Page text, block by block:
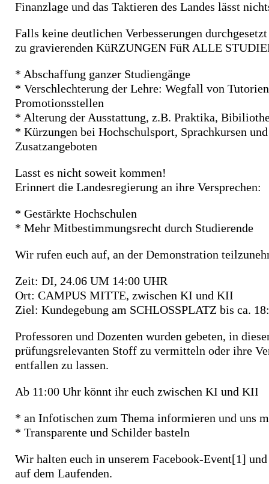
Finanzlage und das Taktieren des Landes lässt
Falls keine deutlichen Verbesserungen
zu gravierenden KüRZUNGEN FüR ALLE
* Abschaffung ganzer Studiengänge
* Verschlechterung der Lehre: Wegfall von
Promotionsstellen
* Alterung der Ausstattung, z.B. Praktika,
* Kürzungen bei Hochschulsport, Sprachkursen
Zusatzangeboten
Lasst es nicht soweit kommen!
Erinnert die Landesregierung an ihre Versprechen:
* Gestärkte Hochschulen
* Mehr Mitbestimmungsrecht durch Studierende
Wir rufen euch auf, an der Demonstration
Zeit: DI, 24.06 UM 14:00 UHR
Ort: CAMPUS MITTE, zwischen KI und KII
Ziel: Kundegebung am SCHLOSSPLATZ bis ca.
Professoren und Dozenten wurden gebeten, in
prüfungsrelevanten Stoff zu vermitteln oder ihre
entfallen zu lassen.
Ab 11:00 Uhr könnt ihr euch zwischen KI und KII
* an Infotischen zum Thema informieren und uns
* Transparente und Schilder basteln
Wir halten euch in unserem Facebook-Event[1]
auf dem Laufenden.